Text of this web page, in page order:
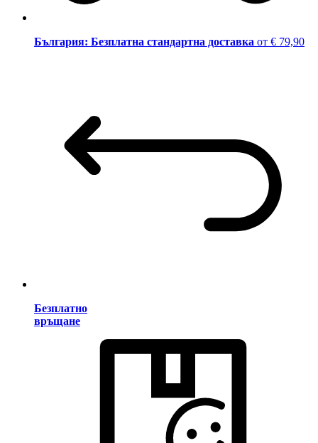
България: Безплатна стандартна доставка от € 79,90
Безплатно
връщане